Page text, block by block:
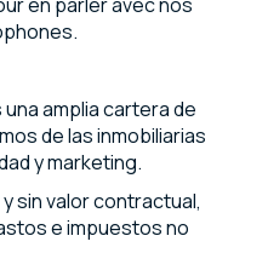
amplia cartera de
de las inmobiliarias
y marketing.
sin valor contractual,
e impuestos no